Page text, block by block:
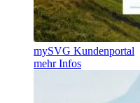
mySVG Kundenportal
mehr Infos